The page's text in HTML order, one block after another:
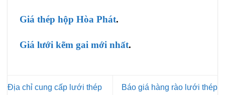
Giá thép hộp Hòa Phát.
Giá lưới kẽm gai mới nhất.
Địa chỉ cung cấp lưới thép
Báo giá hàng rào lưới thép